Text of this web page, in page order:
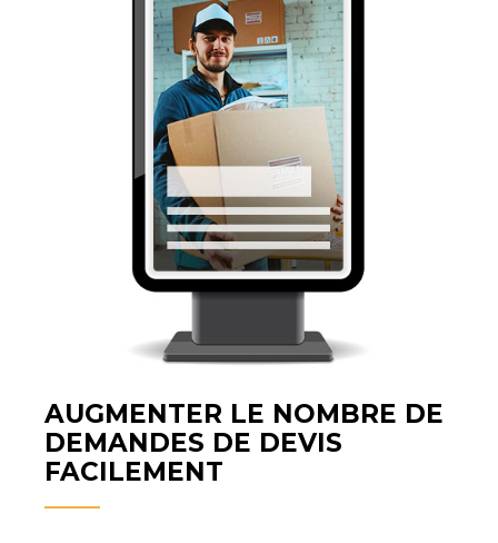
AUGMENTER LE NOMBRE DE
DEMANDES DE DEVIS
FACILEMENT